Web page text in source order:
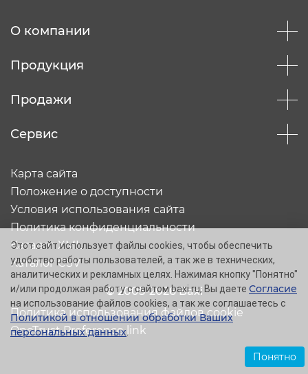
О компании
Продукция
Продажи
Сервис
© 2005-2026 Baxi
Карта сайта
Положение о доступности
Условия использования сайта
Политика конфиденциальности
Каталог XML
Каталог CSV
Политика использования файлов cookie
OneTrust Preference link
Этот сайт использует файлы cookies, чтобы обеспечить
удобство работы пользователей, а так же в технических,
аналитических и рекламных целях. Нажимая кнопку "Понятно"
и/или продолжая работу с сайтом baxi.ru, Вы даете Согласие
на использование файлов cookies, а так же соглашаетесь с
Политикой в отношении обработки Ваших
персональных данных.
Понятно